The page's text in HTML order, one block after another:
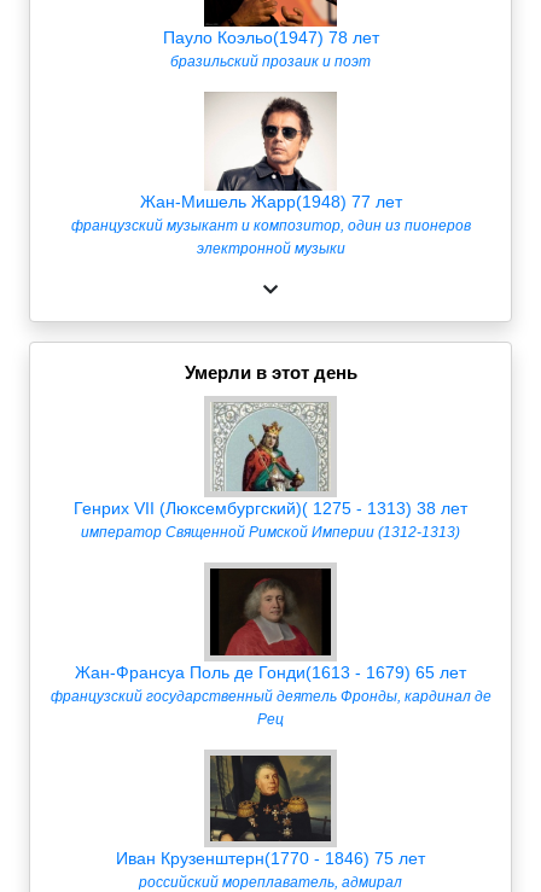
Пауло Коэльо(1947) 78 лет
бразильский прозаик и поэт
Жан-Мишель Жарр(1948) 77 лет
французский музыкант и композитор, один из пионеров
электронной музыки
Умерли в этот день
Генрих VII (Люксембургский)( 1275 - 1313) 38 лет
император Священной Римской Империи (1312-1313)
Жан-Франсуа Поль де Гонди(1613 - 1679) 65 лет
французский государственный деятель Фронды, кардинал де
Рец
Иван Крузенштерн(1770 - 1846) 75 лет
российский мореплаватель, адмирал